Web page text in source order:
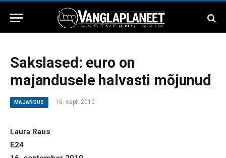
Sakslased: euro on
majandusele halvasti mõjunud
MAJANDUS 16. sept. 2010
Laura Raus
E24